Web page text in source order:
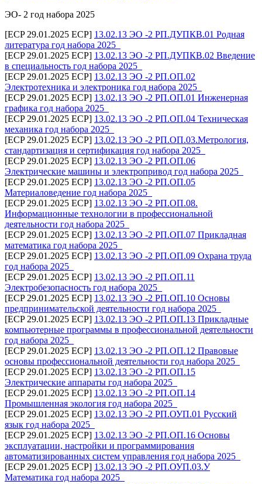
ЭО- 2 год набора 2025
[ECP 29.01.2025 ECP] 13.02.13 ЭО -2 РП.ДУПКВ.01 Родная
литература год набора 2025_
[ECP 29.01.2025 ECP] 13.02.13 ЭО -2 РП.ДУПКВ.02 Введение
в специальность год набора 2025_
[ECP 29.01.2025 ECP] 13.02.13 ЭО -2 РП.ОП.02
Электротехника и электроника год набора 2025_
[ECP 29.01.2025 ECP] 13.02.13 ЭО -2 РП.ОП.01 Инженерная
графика год набора 2025_
[ECP 29.01.2025 ECP] 13.02.13 ЭО -2 РП.ОП.04 Техническая
механика год набора 2025_
[ECP 29.01.2025 ECP] 13.02.13 ЭО -2 РП.ОП.03.Метрология,
стандартизация и сертификация год набора 2025_
[ECP 29.01.2025 ECP] 13.02.13 ЭО -2 РП.ОП.06
Электрические машины и электропривод год набора 2025_
[ECP 29.01.2025 ECP] 13.02.13 ЭО -2 РП.ОП.05
Материаловедение год набора 2025_
[ECP 29.01.2025 ECP] 13.02.13 ЭО -2 РП.ОП.08.
Информационные технологии в профессиональной
деятельности год набора 2025_
[ECP 29.01.2025 ECP] 13.02.13 ЭО -2 РП.ОП.07 Прикладная
математика год набора 2025_
[ECP 29.01.2025 ECP] 13.02.13 ЭО -2 РП.ОП.09 Охрана труда
год набора 2025_
[ECP 29.01.2025 ECP] 13.02.13 ЭО -2 РП.ОП.11
Электробезопасность год набора 2025_
[ECP 29.01.2025 ECP] 13.02.13 ЭО -2 РП.ОП.10 Основы
предпринимательской деятельности год набора 2025_
[ECP 29.01.2025 ECP] 13.02.13 ЭО -2 РП.ОП.13 Прикладные
компьютерные программы в профессиональной деятельности
год набора 2025_
[ECP 29.01.2025 ECP] 13.02.13 ЭО -2 РП.ОП.12 Правовые
основы профессиональной деятельности год набора 2025_
[ECP 29.01.2025 ECP] 13.02.13 ЭО -2 РП.ОП.15
Электрические аппараты год набора 2025_
[ECP 29.01.2025 ECP] 13.02.13 ЭО -2 РП.ОП.14
Промышленная экология год набора 2025_
[ECP 29.01.2025 ECP] 13.02.13 ЭО -2 РП.ОУП.01 Русский
язык год набора 2025_
[ECP 29.01.2025 ECP] 13.02.13 ЭО -2 РП.ОП.16 Основы
эксплуатации, настройки и программирования
автоматизированных систем управления год набора 2025_
[ECP 29.01.2025 ECP] 13.02.13 ЭО -2 РП.ОУП.03.У
Математика год набора 2025_